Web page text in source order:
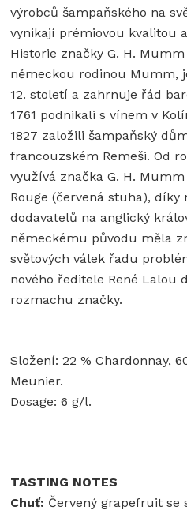
výrobců šampaňského na
vynikají prémiovou kvalitou
Historie značky G. H.
německou rodinou Mumm,
12. století a zahrnuje řád
1761 podnikali s vínem v
1827 založili šampaňský
francouzském Remeši. Od
využívá značka G. H.
Rouge (červená stuha),
dodavatelů na anglický
německému původu měla
světových válek řadu
nového ředitele René Lalou
rozmachu značky.
Složení: 22 % Chardonnay,
Meunier.
Dosage: 6 g/l.
TASTING NOTES
Chuť: Červený grapefruit se